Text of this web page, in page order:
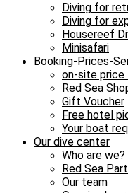
Diving for
Diving for
Housereef
Minisafari
Booking-Prices-
on-site price
Red Sea
Gift Voucher
Free hotel
Your boat
Our dive center
Who are we?
Red Sea
Our team